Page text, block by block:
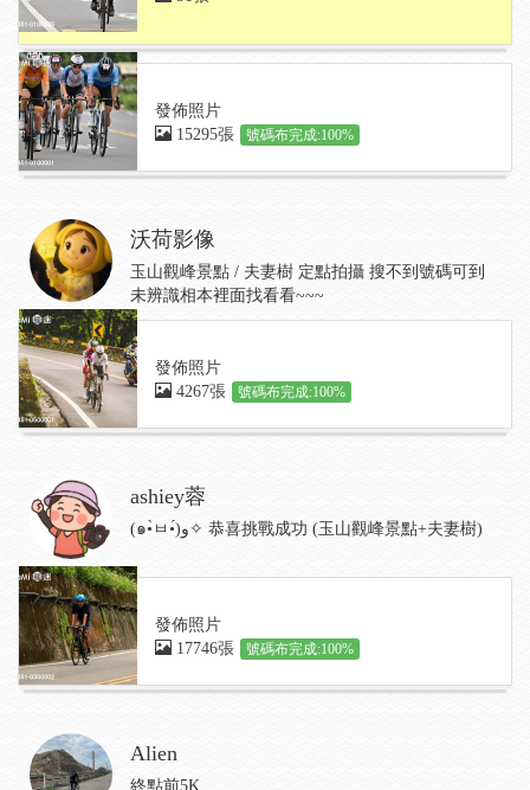
發佈照片
15295張
號碼布完成:100%
沃荷影像
玉山觀峰景點 / 夫妻樹 定點拍攝 搜不到號碼可到
未辨識相本裡面找看看~~~
發佈照片
4267張
號碼布完成:100%
ashiey蓉
(๑•̀ㅂ•́)و✧ 恭喜挑戰成功 (玉山觀峰景點+夫妻樹)
發佈照片
17746張
號碼布完成:100%
Alien
終點前5K